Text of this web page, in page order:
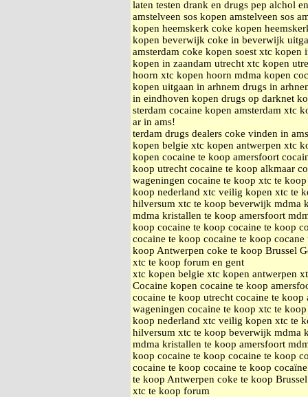
laten testen drank en drugs pep alchol
amstelveen sos kopen amstelveen sos
kopen heemskerk coke kopen
kopen beverwijk coke in beverwijk
amsterdam coke kopen soest xtc kopen
kopen in zaandam utrecht xtc kopen
hoorn xtc kopen hoorn mdma kopen
kopen uitgaan in arhnem drugs in
in eindhoven kopen drugs op darknet
sterdam cocaine kopen amsterdam xtc
ar in ams!
terdam drugs dealers coke vinden in
kopen belgie xtc kopen antwerpen xtc
kopen cocaine te koop amersfoort
koop utrecht cocaine te koop alkmaar
wageningen cocaine te koop xtc te
koop nederland xtc veilig kopen xtc te
hilversum xtc te koop beverwijk mdma
mdma kristallen te koop amersfoort
koop cocaine te koop cocaine te koop
cocaine te koop cocaine te koop
koop Antwerpen coke te koop Brussel
xtc te koop forum en gent
xtc kopen belgie xtc kopen antwerpen
Cocaine kopen cocaine te koop
cocaine te koop utrecht cocaine te
wageningen cocaine te koop xtc te
koop nederland xtc veilig kopen xtc te
hilversum xtc te koop beverwijk mdma
mdma kristallen te koop amersfoort
koop cocaine te koop cocaine te koop
cocaine te koop cocaine te koop
te koop Antwerpen coke te koop
xtc te koop forum